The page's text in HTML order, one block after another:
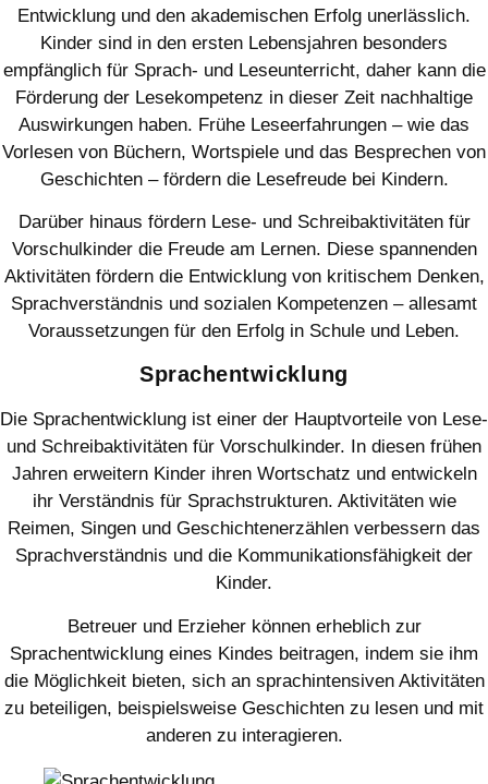
Entwicklung und den akademischen Erfolg unerlässlich.
Kinder sind in den ersten Lebensjahren besonders
empfänglich für Sprach- und Leseunterricht, daher kann die
Förderung der Lesekompetenz in dieser Zeit nachhaltige
Auswirkungen haben. Frühe Leseerfahrungen – wie das
Vorlesen von Büchern, Wortspiele und das Besprechen von
Geschichten – fördern die Lesefreude bei Kindern.
Darüber hinaus fördern Lese- und Schreibaktivitäten für
Vorschulkinder die Freude am Lernen. Diese spannenden
Aktivitäten fördern die Entwicklung von kritischem Denken,
Sprachverständnis und sozialen Kompetenzen – allesamt
Voraussetzungen für den Erfolg in Schule und Leben.
Sprachentwicklung
Die Sprachentwicklung ist einer der Hauptvorteile von Lese-
und Schreibaktivitäten für Vorschulkinder. In diesen frühen
Jahren erweitern Kinder ihren Wortschatz und entwickeln
ihr Verständnis für Sprachstrukturen. Aktivitäten wie
Reimen, Singen und Geschichtenerzählen verbessern das
Sprachverständnis und die Kommunikationsfähigkeit der
Kinder.
Betreuer und Erzieher können erheblich zur
Sprachentwicklung eines Kindes beitragen, indem sie ihm
die Möglichkeit bieten, sich an sprachintensiven Aktivitäten
zu beteiligen, beispielsweise Geschichten zu lesen und mit
anderen zu interagieren.